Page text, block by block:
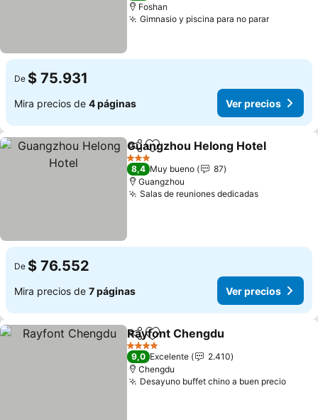
Foshan
Gimnasio y piscina para no pararVer
De $ 75.931
Mira precios de 4 páginas Ver precios
CompartirAgregar a favoritos
Guangzhou Helong Hotel
3 Estrellas
8,4 Muy bueno
87
Guangzhou
Salas de reuniones dedicadasVer
De $ 76.552
Mira precios de 7 páginas Ver precios
CompartirAgregar a favoritos
Rayfont Chengdu
4 Estrellas
9,0 Excelente
2.410
Chengdu
Desayuno buffet chino a buen precioVer